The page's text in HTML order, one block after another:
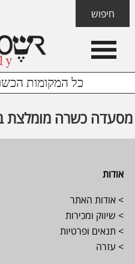
כל המקומות
Skip
links
content
footer
חיפוש
Header
Left
מסעדה כשרה מומלצת
Footer
אודות
> אודות האתר
> שיווק ומכירות
> תנאים ופרטיות
> עזרה